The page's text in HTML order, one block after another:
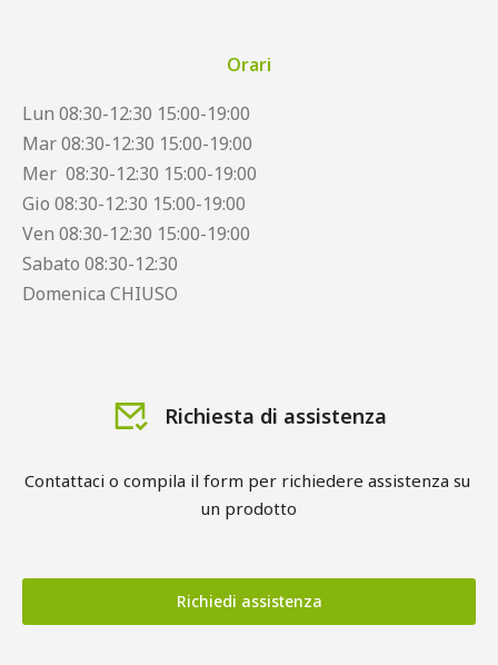
Orari
Lun 08:30-12:30 15:00-19:00
Mar 08:30-12:30 15:00-19:00
Mer 08:30-12:30 15:00-19:00
Gio 08:30-12:30 15:00-19:00
Ven 08:30-12:30 15:00-19:00
Sabato 08:30-12:30
Domenica CHIUSO
Richiesta di assistenza
Contattaci o compila il form per richiedere assistenza su
un prodotto
Richiedi assistenza